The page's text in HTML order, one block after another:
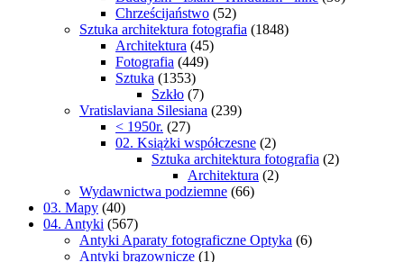
Chrześcijaństwo (52)
Sztuka architektura fotografia (1848)
Architektura (45)
Fotografia (449)
Sztuka (1353)
Szkło (7)
Vratislaviana Silesiana (239)
< 1950r. (27)
02. Książki współczesne (2)
Sztuka architektura fotografia (2)
Architektura (2)
Wydawnictwa podziemne (66)
03. Mapy (40)
04. Antyki (567)
Antyki Aparaty fotograficzne Optyka (6)
Antyki brązownicze (1)